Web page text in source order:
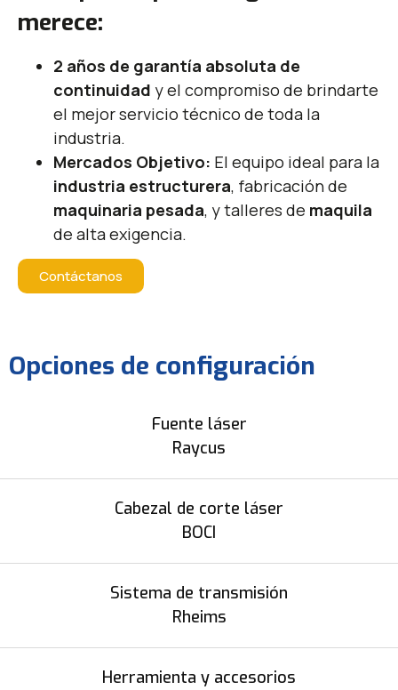
merece:
2 años de garantía absoluta de
continuidad y el compromiso de brindarte
el mejor servicio técnico de toda la
industria.
Mercados Objetivo: El equipo ideal para la
industria estructurera, fabricación de
maquinaria pesada, y talleres de maquila
de alta exigencia.
Contáctanos
Opciones de configuración
Fuente láser
Raycus
Cabezal de corte láser
BOCI
Sistema de transmisión
Rheims
Herramienta y accesorios